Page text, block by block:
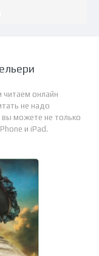
читаем онлайн
не надо
вы можете не только
и iPad.